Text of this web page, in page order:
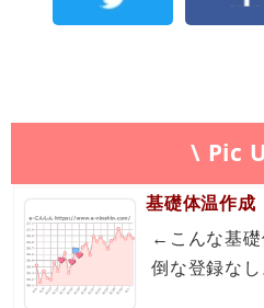
\ Pic
基礎体温作成
←こんな基
倒な登録な